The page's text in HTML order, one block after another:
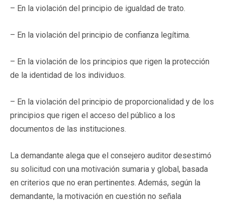
– En la violación del principio de igualdad de trato.
– En la violación del principio de confianza legítima.
– En la violación de los principios que rigen la protección
de la identidad de los individuos.
– En la violación del principio de proporcionalidad y de los
principios que rigen el acceso del público a los
documentos de las instituciones.
La demandante alega que el consejero auditor desestimó
su solicitud con una motivación sumaria y global, basada
en criterios que no eran pertinentes. Además, según la
demandante, la motivación en cuestión no señala